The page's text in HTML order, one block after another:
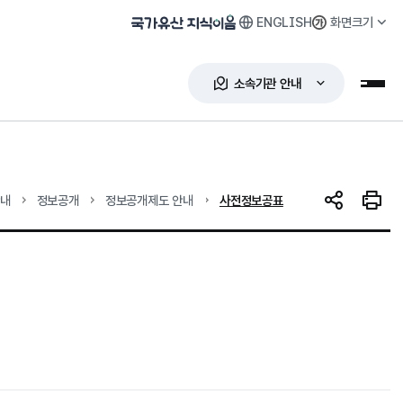
국가유산 지식이음 ENGLISH 화면크기
소속기관 안내 누리
정보공개 정보공개제도 안내 현재 위치
사전정보공표 SNS 공유인쇄